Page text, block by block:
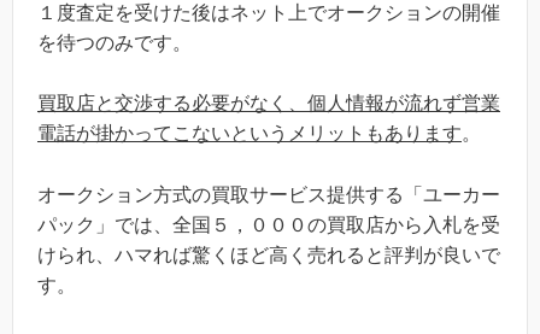
１度査定を受けた後はネット上でオークションの開催
を待つのみです。
買取店と交渉する必要がなく、個人情報が流れず営業
電話が掛かってこないというメリットもあります。
オークション方式の買取サービス提供する「ユーカー
パック」では、全国５，０００の買取店から入札を受
けられ、ハマれば驚くほど高く売れると評判が良いで
す。